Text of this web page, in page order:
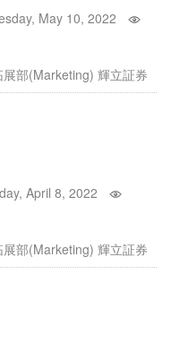
May 10, 2022
展部(Marketing) 輝立証券
April 8, 2022
展部(Marketing) 輝立証券